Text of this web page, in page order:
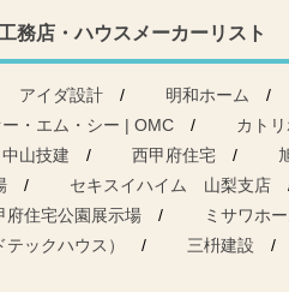
務店・ハウスメーカーリスト
アイダ設計 明和ホーム
ー・エム・シー | OMC カト
中山技建 西甲府住宅
セキスイハイム 山梨支店
住宅公園展示場
ミサワホ
ックハウス）
三枡建設